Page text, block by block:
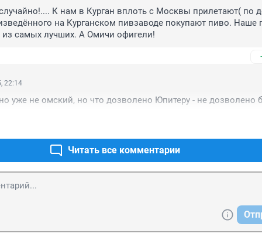
К нам в Курган вплоть с Москвы прилетают( по
на Курганском пивзаводе покупают пиво. Наше
из самых лучших. А Омичи офигели!
22:14
уже не омский, но что дозволено Юпитеру - не дозволено
Читать все комментарии